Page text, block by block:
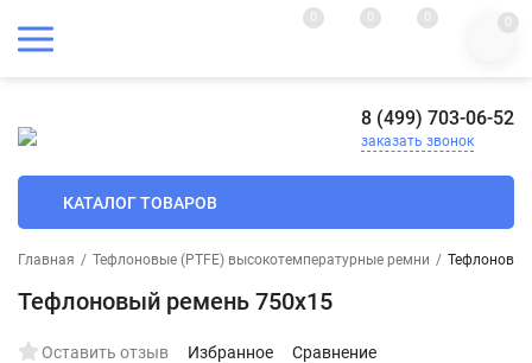
0 0 0 0
8 (499) 703-06-52
заказать звонок
КАТАЛОГ ТОВАРОВ
Главная / Тефлоновые (PTFE) высокотемпературные ремни /
Тефлоновый ремень 750х15
Оставить отзыв Избранное Сравнение